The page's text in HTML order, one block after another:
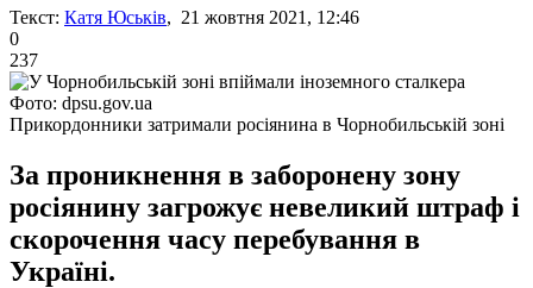
Текст: Катя Юськів, 21 жовтня 2021, 12:46
0
237
Фото: dpsu.gov.ua
Прикордонники затримали росіянина в Чорнобильській зоні
За проникнення в заборонену зону
росіянину загрожує невеликий штраф і
скорочення часу перебування в
Україні.